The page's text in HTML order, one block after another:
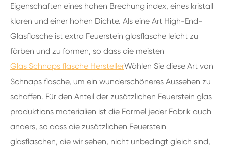
Eigenschaften eines hohen Brechung index, eines kristall
klaren und einer hohen Dichte. Als eine Art High-End-
Glasflasche ist extra Feuerstein glasflasche leicht zu
färben und zu formen, so dass die meisten
Glas Schnaps flasche HerstellerWählen Sie diese Art von
Schnaps flasche, um ein wunderschöneres Aussehen zu
schaffen. Für den Anteil der zusätzlichen Feuerstein glas
produktions materialien ist die Formel jeder Fabrik auch
anders, so dass die zusätzlichen Feuerstein
glasflaschen, die wir sehen, nicht unbedingt gleich sind,